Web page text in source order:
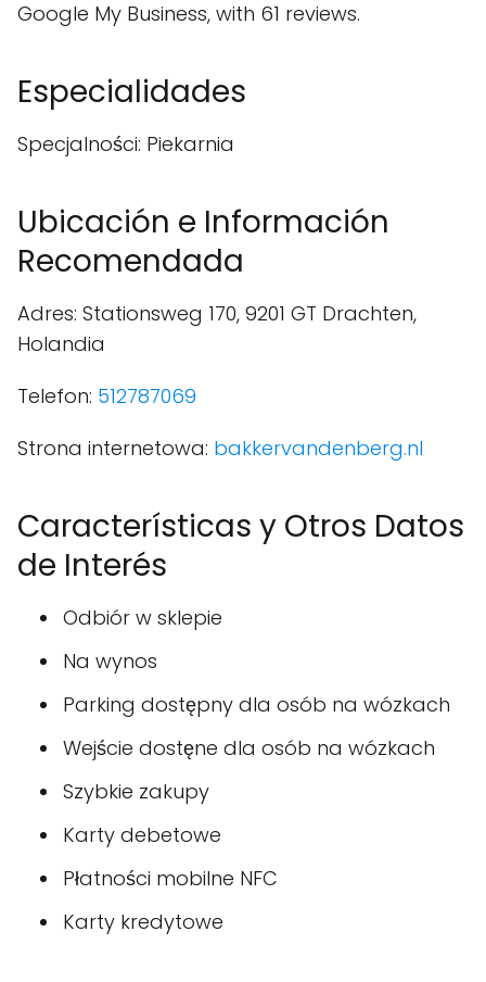
Google My Business, with 61 reviews.
Especialidades
Specjalności: Piekarnia
Ubicación e Información
Recomendada
Adres: Stationsweg 170, 9201 GT Drachten,
Holandia
Telefon: 512787069
Strona internetowa: bakkervandenberg.nl
Características y Otros Datos
de Interés
Odbiór w sklepie
Na wynos
Parking dostępny dla osób na wózkach
Wejście dostęne dla osób na wózkach
Szybkie zakupy
Karty debetowe
Płatności mobilne NFC
Karty kredytowe